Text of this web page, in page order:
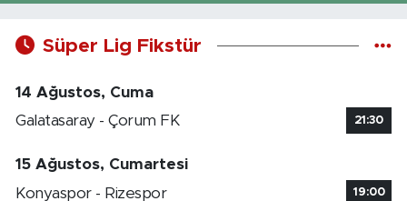
Süper Lig Fikstür
14 Ağustos, Cuma
Galatasaray - Çorum FK
21:30
15 Ağustos, Cumartesi
Konyaspor - Rizespor
19:00